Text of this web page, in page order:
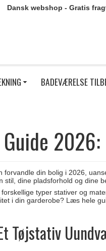
Dansk webshop - Gratis
BADEVÆRELSE
forvandle din bolig i 2026,
stil, dine pladsforhold og dine
typer stativer og
i din garderobe? Læs hele
Tøjstativ